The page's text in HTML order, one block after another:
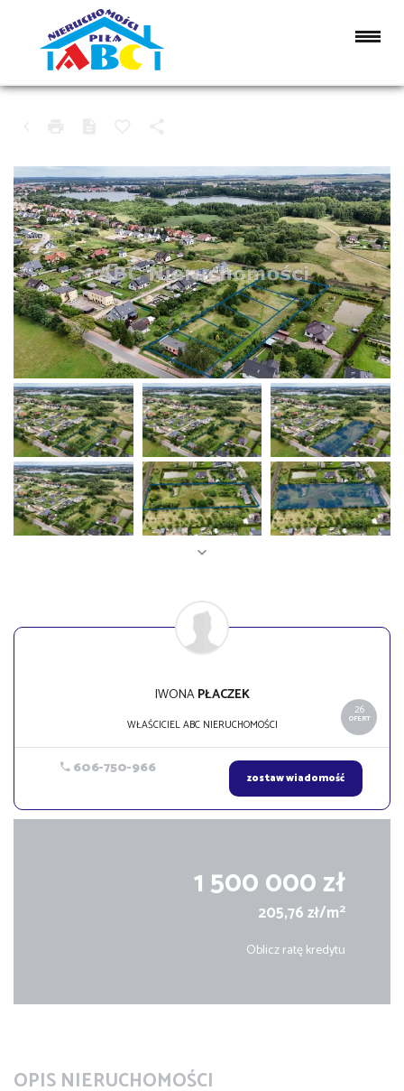
WAŁCZ
DZIAŁKA NA SPRZEDAŻ
26
OFERT
IWONAPŁACZEK
WŁAŚCICIEL ABC NIERUCHOMOŚCI
606-750-966 zostaw wiadomość
1 500 000 zł
205,76 zł/m2
Oblicz ratę kredytu
OPIS NIERUCHOMOŚCI